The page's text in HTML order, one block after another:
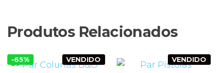
Produtos Relacionados
-65% VENDIDO VENDIDO